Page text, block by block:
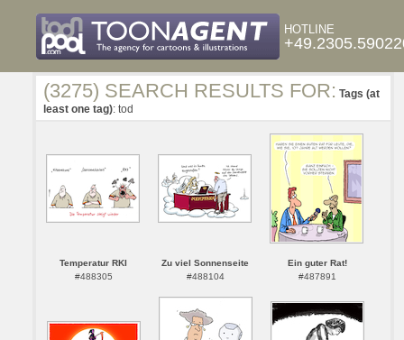
HOTLINE
(3275) SEARCH RESULTS FOR: Tags (at
least one tag): tod
Temperatur RKI
#488305
Zu viel Sonnenseite
#488104
Ein guter Rat!
#487891